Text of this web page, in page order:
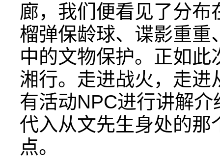
廊，我们便看见了分
榴弹保龄球、谍影重重
中的文物保护。正如此
湘行。走进战火，走进
有活动NPC进行讲解
代入从文先生身处的那
点。